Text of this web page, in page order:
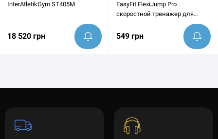
InterAtletikGym ST405M
18 520 грн
EasyFit FlexiJump Pro
скоростной тренажер для
549 грн